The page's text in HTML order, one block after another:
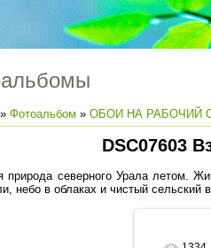
» Фотоальбом » ОБОИ НА РАБОЧИЙ
DSC07603
природа северного Урала летом.
небо в облаках и чистый сельский